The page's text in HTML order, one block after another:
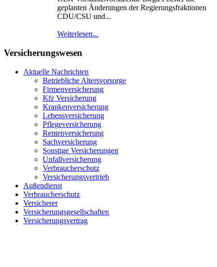
geplanten Änderungen der Regierungsfraktionen
CDU/CSU und...
Weiterlesen...
Versicherungswesen
Aktuelle Nachrichten
Betriebliche Altersvorsorge
Firmenversicherung
Kfz Versicherung
Krankenversicherung
Lebensversicherung
Pflegeversicherung
Rentenversicherung
Sachversicherung
Sonstige Versicherungen
Unfallversicherung
Verbraucherschutz
Versicherungsvertrieb
Außendienst
Verbraucherschutz
Versicherer
Versicherungsgesellschaften
Versicherungsvertrag